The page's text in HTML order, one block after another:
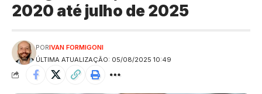
2020 até julho de 2025
ÚLTIMA ATUALIZAÇÃO: 05/08/2025 10:49
PORIVAN FORMIGONI